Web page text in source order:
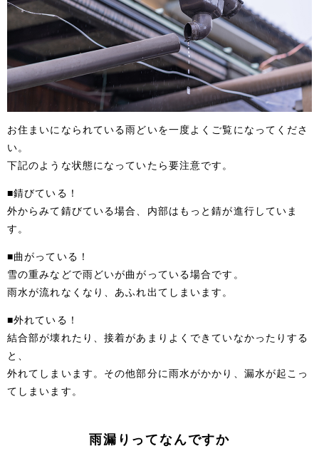
お住まいになられている雨どいを一度よくご覧になってくださ
い。
下記のような状態になっていたら要注意です。
■錆びている！
外からみて錆びている場合、内部はもっと錆が進行していま
す。
■曲がっている！
雪の重みなどで雨どいが曲がっている場合です。
雨水が流れなくなり、あふれ出てしまいます。
■外れている！
結合部が壊れたり、接着があまりよくできていなかったりする
と、
外れてしまいます。その他部分に雨水がかかり、漏水が起こっ
てしまいます。
雨漏りってなんですか